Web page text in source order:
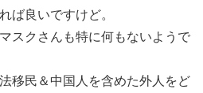
ば良いですけど。
スクさんも特に何もないようで
移民＆中国人を含めた外人をど